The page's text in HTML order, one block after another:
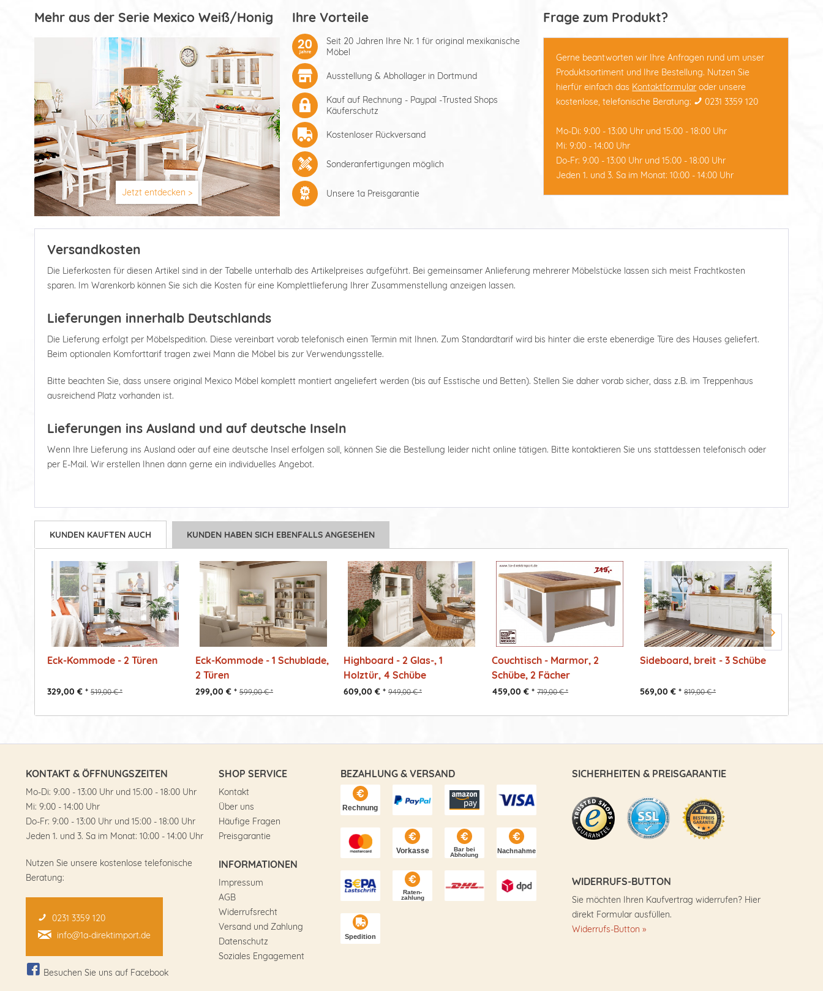
Mehr aus der Serie Mexico Weiß/Honig
Jetzt entdecken >
Ihre Vorteile
Seit 20 Jahren Ihre Nr. 1 für original mexikanische
Möbel
Ausstellung & Abhollager in Dortmund
Kauf auf Rechnung - Paypal -Trusted Shops
Käuferschutz
Kostenloser Rückversand
Sonderanfertigungen möglich
Unsere 1a Preisgarantie
Frage zum Produkt?
Gerne beantworten wir Ihre Anfragen rund um unser
Produktsortiment und Ihre Bestellung. Nutzen Sie
hierfür einfach das Kontaktformular oder unsere
kostenlose, telefonische Beratung:
0231 3359 120
Mo-Di: 9:00 - 13:00 Uhr und 15:00 - 18:00 Uhr
Mi: 9:00 - 14:00 Uhr
Do-Fr: 9:00 - 13:00 Uhr und 15:00 - 18:00 Uhr
Jeden 1. und 3. Sa im Monat: 10:00 - 14:00 Uhr
Versandkosten
Die Lieferkosten für diesen Artikel sind in der Tabelle unterhalb des Artikelpreises aufgeführt. Bei gemeinsamer Anlieferung mehrerer Möbelstücke lassen sich meist Frachtkosten
sparen. Im Warenkorb können Sie sich die Kosten für eine Komplettlieferung Ihrer Zusammenstellung anzeigen lassen.
Lieferungen innerhalb Deutschlands
Die Lieferung erfolgt per Möbelspedition. Diese vereinbart vorab telefonisch einen Termin mit Ihnen. Zum Standardtarif wird bis hinter die erste ebenerdige Türe des Hauses geliefert.
Beim optionalen Komforttarif tragen zwei Mann die Möbel bis zur Verwendungsstelle.
Bitte beachten Sie, dass unsere original Mexico Möbel komplett montiert angeliefert werden (bis auf Esstische und Betten). Stellen Sie daher vorab sicher, dass z.B. im Treppenhaus
ausreichend Platz vorhanden ist.
Lieferungen ins Ausland und auf deutsche Inseln
Wenn Ihre Lieferung ins Ausland oder auf eine deutsche Insel erfolgen soll, können Sie die Bestellung leider nicht online tätigen. Bitte kontaktieren Sie uns stattdessen telefonisch oder
per E-Mail. Wir erstellen Ihnen dann gerne ein individuelles Angebot.
KUNDEN KAUFTEN AUCH KUNDEN HABEN SICH EBENFALLS ANGESEHEN
Eck-Kommode - 2 Türen
329,00 € * 519,00 € *
Eck-Kommode - 1 Schublade,
2 Türen
299,00 € * 599,00 € *
Highboard - 2 Glas-, 1
Holztür, 4 Schübe
609,00 € * 949,00 € *
Couchtisch - Marmor, 2
Schübe, 2 Fächer
459,00 € * 719,00 € *
Sideboard, breit - 3 Schübe
569,00 € * 819,00 € *
KONTAKT & ÖFFNUNGSZEITEN
Mo-Di: 9:00 - 13:00 Uhr und 15:00 - 18:00 Uhr
Mi: 9:00 - 14:00 Uhr
Do-Fr: 9:00 - 13:00 Uhr und 15:00 - 18:00 Uhr
Jeden 1. und 3. Sa im Monat: 10:00 - 14:00 Uhr
Nutzen Sie unsere kostenlose telefonische
Beratung:
0231 3359 120
info@1a-direktimport.de
Besuchen Sie uns auf Facebook
SHOP SERVICE
Kontakt
Über uns
Häufige Fragen
Preisgarantie
INFORMATIONEN
Impressum
AGB
Widerrufsrecht
Versand und Zahlung
Datenschutz
Soziales Engagement
BEZAHLUNG & VERSAND SICHERHEITEN & PREISGARANTIE
WIDERRUFS-BUTTON
Sie möchten Ihren Kaufvertrag widerrufen? Hier
direkt Formular ausfüllen.
Widerrufs-Button »